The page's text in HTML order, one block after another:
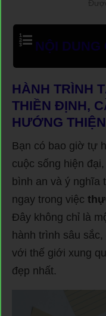
NỘI DUNG
HÀNH TRÌNH
THIỀN ĐỊNH,
HƯỚNG THIỆN
Bạn có bao giờ tự
cuộc sống hiện
bình an và ý nghĩa
ngay trong việc
Đây không chỉ là
hành trình sâu
với thế giới xung
đẹp nhất.